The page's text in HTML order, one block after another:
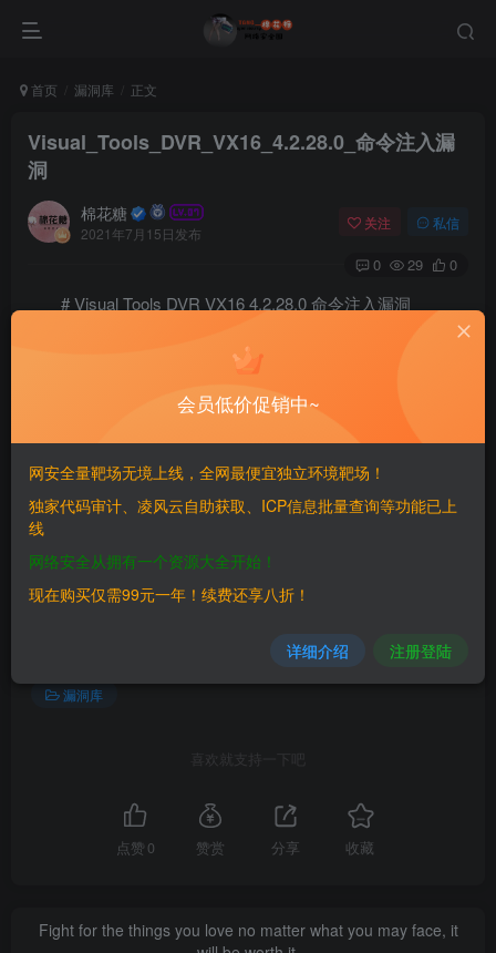
首页 漏洞库 正文
Visual_Tools_DVR_VX16_4.2.28.0_命令注入漏
洞
棉花糖
2021年7月15日发布
关注 私信
0 29 0
# Visual Tools DVR VX16 4.2.28.0 命令注入漏洞
# Exploit Title: Visual Tools DVR VX16 4.2.28.0 - OS
# Exploit Author: Andrea D'Ubaldo
# Vendor Homepage: https://visual-tools.com/
©版权声明
文章版权归作者所有，未经允许请勿转载。
漏洞库
喜欢就支持一下吧
点赞 0 赞赏 分享 收藏
Fight for the things you love no matter what you may face, it
会员低价促销中~
网安全量靶场无境上线，全网最便宜独立环境靶场！
独家代码审计、凌风云自助获取、ICP信息批量查询等功能已上
线
网络安全从拥有一个资源大全开始！
现在购买仅需99元一年！续费还享八折！
详细介绍 注册登陆